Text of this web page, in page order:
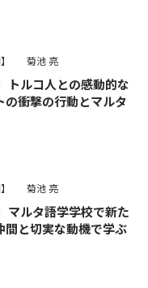
菊池 亮
トルコ人との感動的な
の衝撃の行動とマルタ
菊池 亮
マルタ語学学校で新た
と切実な動機で学ぶ